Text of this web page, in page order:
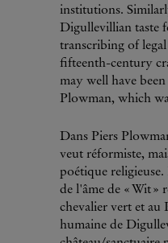
institutions.
Digullevillian taste
transcribing of
fifteenth-century
may well have
Plowman, which
Dans Piers
veut réformiste,
poétique
de l'âme de « Wit »
chevalier vert et au
humaine de